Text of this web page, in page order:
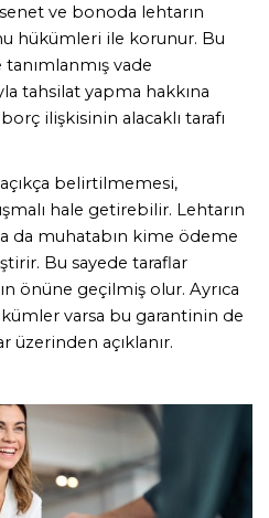
ve bonoda lehtarın
hükümleri ile korunur. Bu
vade
tahsilat yapma hakkına
ilişkisinin alacaklı tarafı
belirtilmemesi,
hale getirebilir. Lehtarın
da muhatabın kime ödeme
Bu sayede taraflar
önüne geçilmiş olur. Ayrıca
varsa bu garantinin de
açıklanır.